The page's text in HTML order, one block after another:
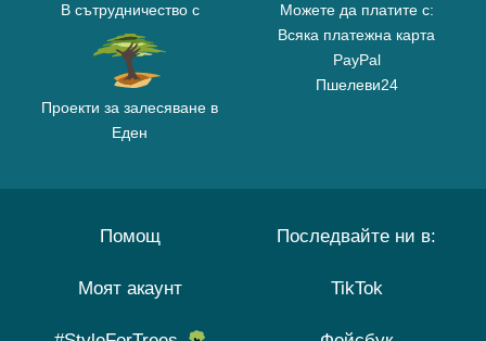
В сътрудничество с
Проекти за залесяване в
Еден
Можете да платите с:
Всяка платежна карта
PayPal
Пшелеви24
Помощ
Моят акаунт
Последвайте ни в:
TikTok